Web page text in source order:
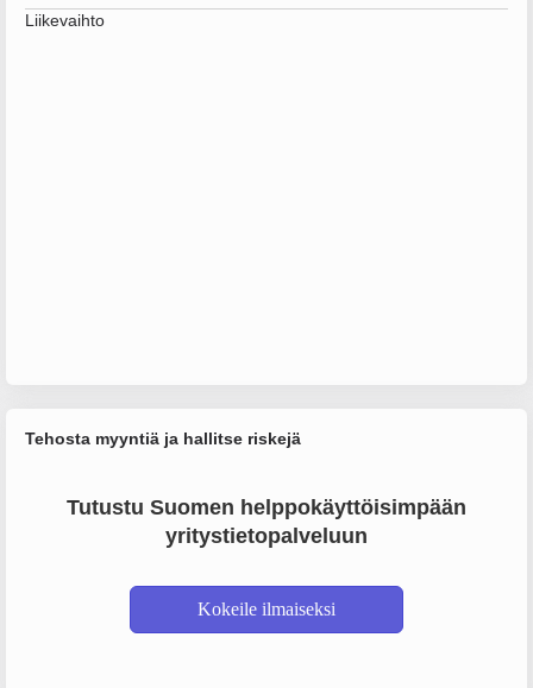
Liikevaihto
Tehosta myyntiä ja hallitse riskejä
Tutustu Suomen helppokäyttöisimpään
yritystietopalveluun
Kokeile ilmaiseksi